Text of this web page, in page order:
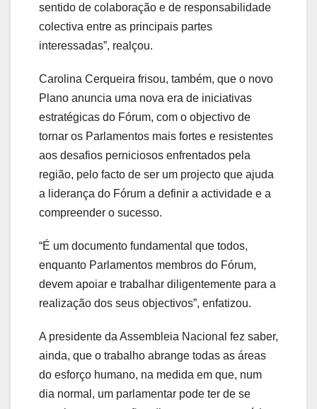
sentido de colaboração e de responsabilidade
colectiva entre as principais partes
interessadas”, realçou.
Carolina Cerqueira frisou, também, que o novo
Plano anuncia uma nova era de iniciativas
estratégicas do Fórum, com o objectivo de
tornar os Parlamentos mais fortes e resistentes
aos desafios perniciosos enfrentados pela
região, pelo facto de ser um projecto que ajuda
a liderança do Fórum a definir a actividade e a
compreender o sucesso.
“É um documento fundamental que todos,
enquanto Parlamentos membros do Fórum,
devem apoiar e trabalhar diligentemente para a
realização dos seus objectivos”, enfatizou.
A presidente da Assembleia Nacional fez saber,
ainda, que o trabalho abrange todas as áreas
do esforço humano, na medida em que, num
dia normal, um parlamentar pode ter de se